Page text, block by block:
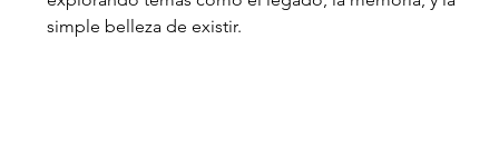
simple belleza de existir.